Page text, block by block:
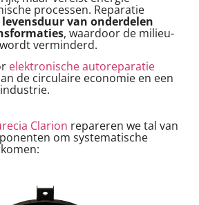
processen. Reparatie
van onderdelen
, waardoor de milieu-
verminderd.
elektronische autoreparatie
de circulaire economie en een
Clarion repareren we tal van
om systematische